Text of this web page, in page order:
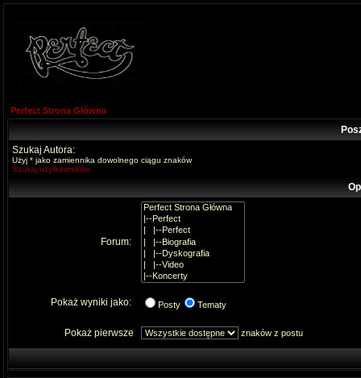
Perfect Strona Główna
Szukaj Autora:
Użyj * jako zamiennika dowolnego ciągu znaków
Szukaj użytkowników
Forum:
Pokaż wyniki jako: Posty Tematy
Pokaż pierwsze znaków z postu